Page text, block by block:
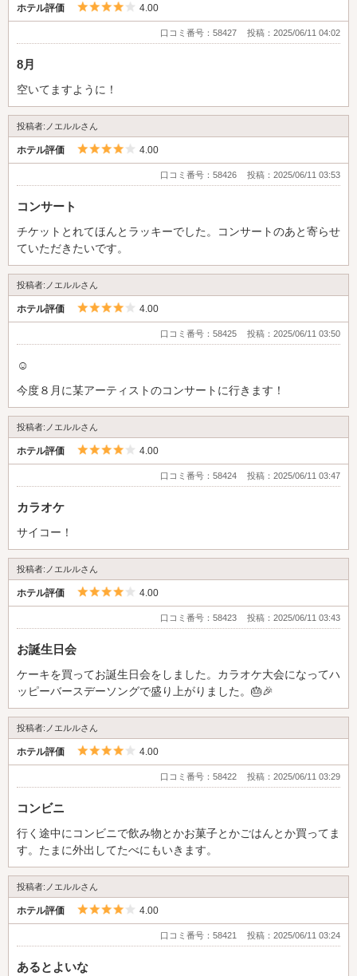
ホテル評価 5つ星のうち4
4.00
口コミ番号：58427 投稿：2025/06/11 04:02
8月
空いてますように！
投稿者:ノエルルさん
ホテル評価 5つ星のうち4
4.00
口コミ番号：58426 投稿：2025/06/11 03:53
コンサート
チケットとれてほんとラッキーでした。コンサートのあと寄らせ
ていただきたいです。
投稿者:ノエルルさん
ホテル評価 5つ星のうち4
4.00
口コミ番号：58425 投稿：2025/06/11 03:50
☺︎
今度８月に某アーティストのコンサートに行きます！
投稿者:ノエルルさん
ホテル評価 5つ星のうち4
4.00
口コミ番号：58424 投稿：2025/06/11 03:47
カラオケ
サイコー！
投稿者:ノエルルさん
ホテル評価 5つ星のうち4
4.00
口コミ番号：58423 投稿：2025/06/11 03:43
お誕生日会
ケーキを買ってお誕生日会をしました。カラオケ大会になってハ
ッピーバースデーソングで盛り上がりました。🎂🎉
投稿者:ノエルルさん
ホテル評価 5つ星のうち4
4.00
口コミ番号：58422 投稿：2025/06/11 03:29
コンビニ
行く途中にコンビニで飲み物とかお菓子とかごはんとか買ってま
す。たまに外出してたべにもいきます。
投稿者:ノエルルさん
ホテル評価 5つ星のうち4
4.00
口コミ番号：58421 投稿：2025/06/11 03:24
あるとよいな